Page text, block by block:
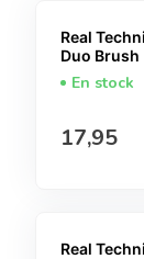
Real
Duo Brush
En stock
Prix
17,95
Real